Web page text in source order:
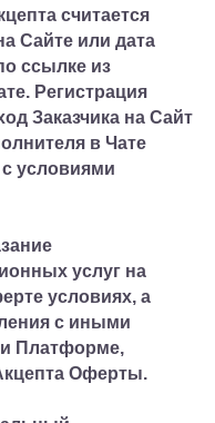
считается
Сайте или дата
ссылке из
Регистрация
Заказчика на Сайт
в Чате
с условиями
услуг на
условиях, а
с иными
Платформе,
Оферты.